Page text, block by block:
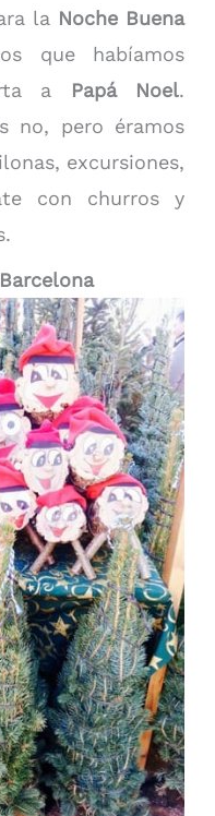
la Noche Buena
que habíamos
a Papá Noel.
no, pero éramos
excursiones,
con churros y